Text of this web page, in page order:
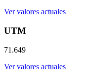
Ver valores actuales
UTM
71.649
Ver valores actuales